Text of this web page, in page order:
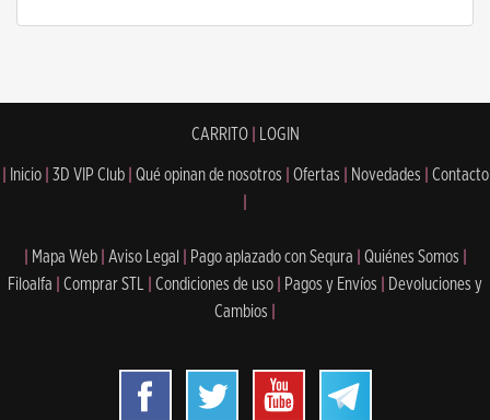
CARRITO| LOGIN
Inicio 3D VIP Club Qué opinan de nosotros Ofertas Novedades
Contacto
Mapa Web Aviso Legal Pago aplazado con Sequra Quiénes Somos
Filoalfa
Comprar STL Condiciones de uso Pagos y Envíos
Devoluciones y
Cambios